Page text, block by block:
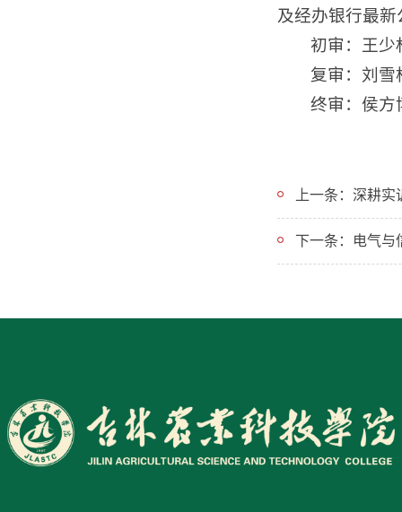
及经办银行最
初审：王少
复审：刘雪
终审：侯方
下一条：电气与